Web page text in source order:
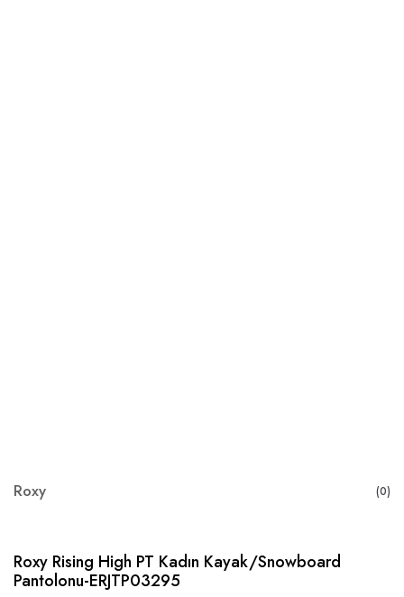
Roxy (0)
Roxy Rising High PT Kadın Kayak/Snowboard
Pantolonu-ERJTP03295